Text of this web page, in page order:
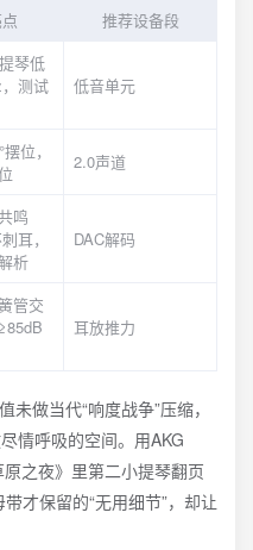
推荐设备段
琴低
测试
低音单元
位，
2.0声道
鸣
耳，
析
DAC解码
管交
耳放推力
做当代“响度战争”压缩，
情呼吸的空间。用AKG
之夜》里第二小提琴翻页
才保留的“无用细节”，却让